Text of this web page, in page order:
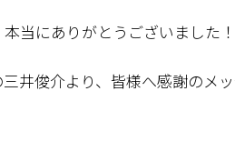
当にありがとうございました！
井俊介より、皆様へ感謝のメ